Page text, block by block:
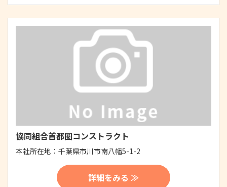
協同組合首都圏コンストラクト
本社所在地： 千葉県市川市南八幡5-1-2
詳細をみる ≫